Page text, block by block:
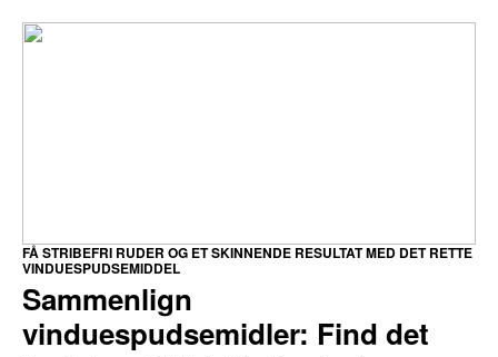
Sammenlign
vinduespudsemidler: Find det
FÅ STRIBEFRI RUDER OG ET SKINNENDE RESULTAT MED DET RETTE
VINDUESPUDSEMIDDEL